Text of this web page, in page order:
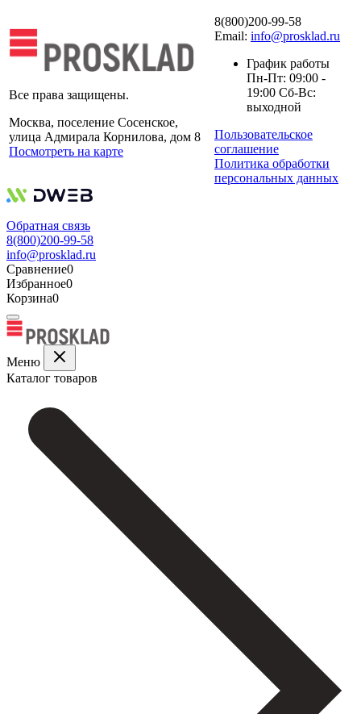
Все права защищены.
Москва, поселение Сосенское,
улица Адмирала Корнилова, дом 8
Посмотреть на карте
8(800)200-99-58
Email: info@prosklad.ru
График работы
Пн-Пт: 09:00 -
19:00 Сб-Вс:
выходной
Пользовательское
соглашение
Политика обработки
персональных данных
Обратная связь
8(800)200-99-58
info@prosklad.ru
Сравнение0
Избранное0
Корзина0
Меню
Каталог товаров